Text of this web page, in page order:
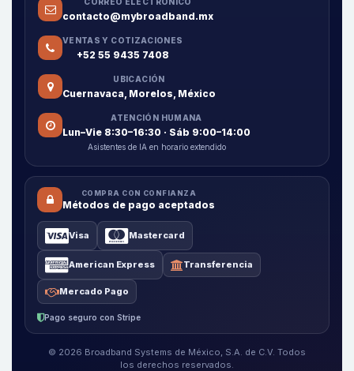
contacto@mybroadband.mx
VENTAS Y COTIZACIONES
+52 55 9435 7408
UBICACIÓN
Cuernavaca, Morelos, México
ATENCIÓN HUMANA
Lun–Vie 8:30–16:30 · Sáb 9:00–14:00
Asistentes de IA en horario extendido
COMPRA CON CONFIANZA
Métodos de pago aceptados
Visa Mastercard
American Express Transferencia
Mercado Pago
Pago seguro con Stripe
© 2026 Broadband Systems de México, S.A. de C.V. Todos
los derechos reservados.